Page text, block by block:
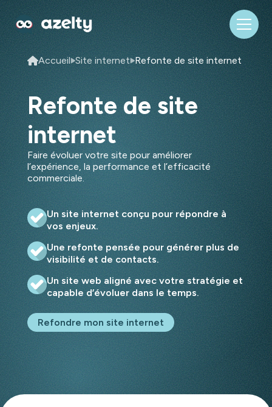
Accueil Site internet Refonte de site internet
Refonte de site
internet
Faire évoluer votre site pour améliorer
l’expérience, la performance et l’efficacité
commerciale.
Un site internet conçu pour répondre à
vos enjeux.
Une refonte pensée pour générer plus de
visibilité et de contacts.
Un site web aligné avec votre stratégie et
capable d’évoluer dans le temps.
Refondre mon site internet